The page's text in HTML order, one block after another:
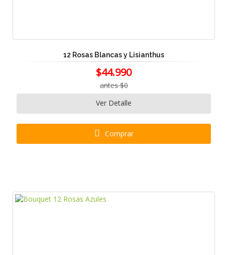
12 Rosas Blancas y Lisianthus
$44.990
antes $0
Ver Detalle
Comprar